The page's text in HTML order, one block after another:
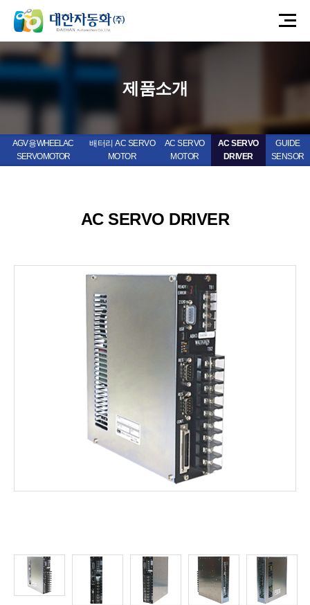
제품소개
AGV 용 WHEEL AC
SERVO MOTOR
배터리 AC SERVO
MOTOR
AC SERVO
MOTOR
AC SERVO
DRIVER
GUIDE
SENSOR
AC SERVO DRIVER